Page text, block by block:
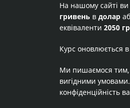
На нашому сайті
гривень в долар
еквіваленти 2050
Курс оновлюється
Ми пишаємося тим,
вигідними
конфіденційність